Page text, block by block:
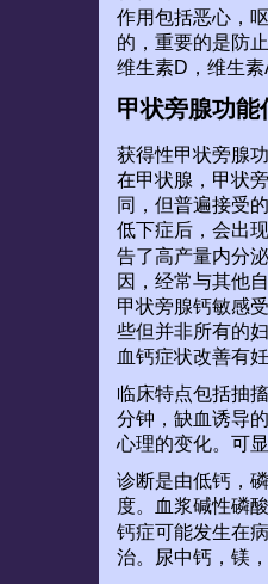
作用包括恶心，
的，重要的是防
维生素D，维生
甲状旁腺功能
获得性甲状旁腺
在甲状腺，甲状
同，但普遍接受
低下症后，会出
告了高产量内分
因，经常与其他
甲状旁腺钙敏感
些但并非所有的
血钙症状改善有
临床特点包括抽
分钟，缺血诱导
心理的变化。可
诊断是由低钙，
度。血浆碱性磷
钙症可能发生在
治。尿中钙，镁